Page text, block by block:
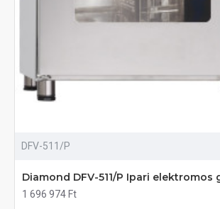
DFV-511/P
Diamond DFV-511/P Ipari elektromos
1 696 974 Ft